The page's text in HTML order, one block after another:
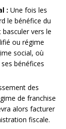
: Une fois les
le bénéfice du
vers le
ou régime
social, où
bénéfices
des
de franchise
alors facturer
fiscale.